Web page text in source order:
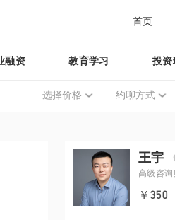
首页
融资 教育学习 投资
选择价格 约聊方式
王宇
高级咨询
￥350